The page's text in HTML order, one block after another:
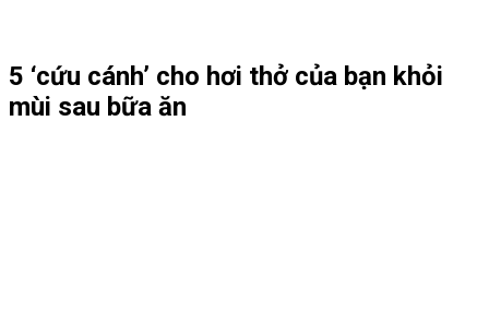
5 ‘cứu cánh’ cho hơi thở của bạn khỏi
mùi sau bữa ăn